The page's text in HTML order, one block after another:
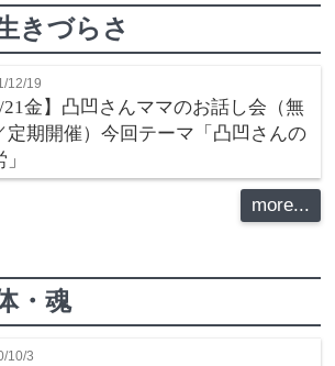
きづらさ
12/19
21金】凸凹さんママのお話し会（無
定期開催）今回テーマ「凸凹さんの
more...
・魂
10/3